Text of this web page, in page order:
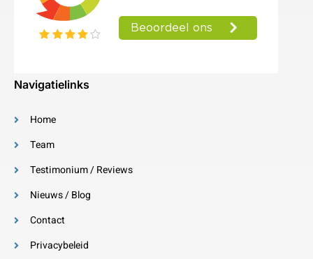
Navigatielinks
Home
Team
Testimonium / Reviews
Nieuws / Blog
Contact
Privacybeleid